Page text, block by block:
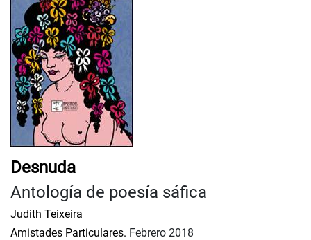
Desnuda
Antología de poesía sáfica
Judith Teixeira
Amistades Particulares. Febrero 2018